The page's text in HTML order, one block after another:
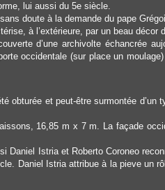
lui aussi du 5e siècle.
doute à la demande du pape
à l’extérieure, par un beau
d’une archivolte échancrée
occidentale (sur place un
obturée et peut-être surmontée
16,85 m x 7 m. La façade
Istria et Roberto Coroneo
Daniel Istria attribue à la pieve un